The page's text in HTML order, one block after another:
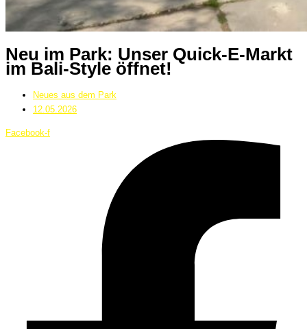
Neu im Park: Unser Quick-E-Markt
im Bali-Style öffnet!
Neues aus dem Park
12.05.2026
Facebook-f